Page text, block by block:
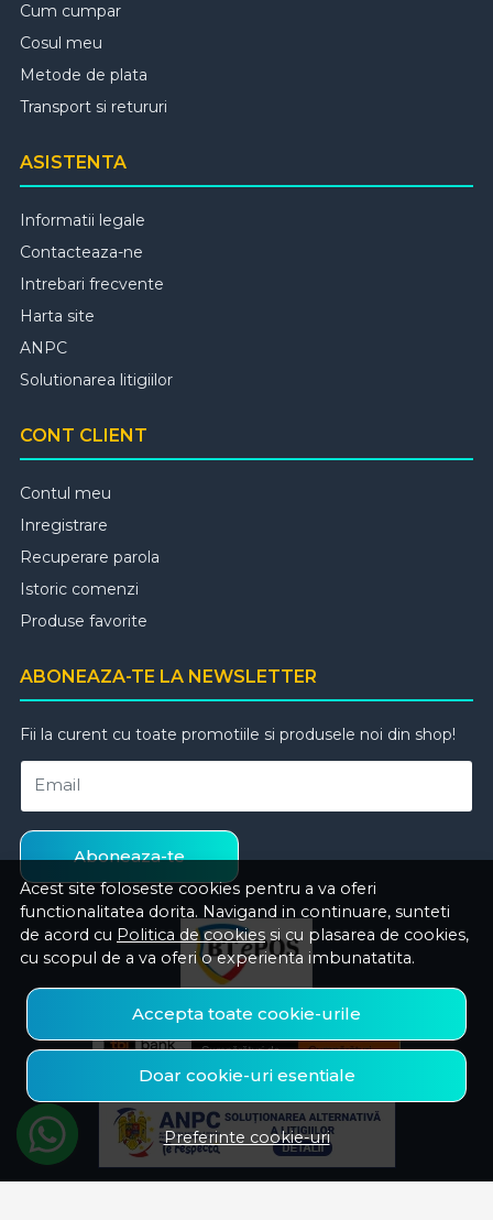
Acest site foloseste cookies pentru a va oferi
functionalitatea dorita. Navigand in continuare, sunteti
de acord cu Politica de cookies si cu plasarea de cookies,
cu scopul de a va oferi o experienta imbunatatita.
Accepta toate cookie-urile
Doar cookie-uri esentiale
Preferinte cookie-uri
Cum cumpar
Cosul meu
Metode de plata
Transport si retururi
ASISTENTA
Informatii legale
Contacteaza-ne
Intrebari frecvente
Harta site
ANPC
Solutionarea litigiilor
CONT CLIENT
Contul meu
Inregistrare
Recuperare parola
Istoric comenzi
Produse favorite
ABONEAZA-TE LA NEWSLETTER
Fii la curent cu toate promotiile si produsele noi din shop!
Email
Aboneaza-te